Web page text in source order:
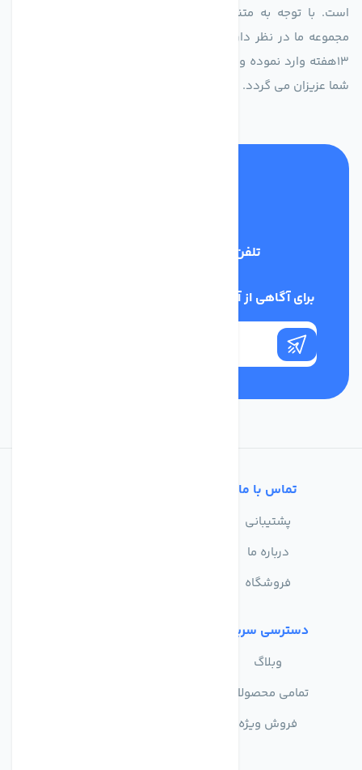
است. با توجه به متنوع بودن فن های تولیدی کمپانی اروپایی
مجموعه ما در نظر دارد کالاهای تخصصی شما عزیزان رو در صرف
13هفته وارد نموده و این عمر باعث صرفه جویی در هزینه و زمان
شما عزیزان می گردد.
تلفن پشتیبانی
برای آگاهی از آخرین اخبار در خبرنامه ما عضو شوید
تماس با ما
پشتیبانی
درباره ما
فروشگاه
دسترسی سریع
وبلاگ
تمامی محصولات
فروش ویژه